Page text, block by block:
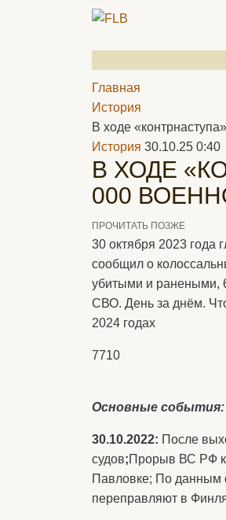
Главная
История
В ходе
История 30.10.25 0:40
В ХОДЕ
000
ПРОЧИТАТЬ ПОЗЖЕ
30 октября 2023
сообщил о
убитыми и ранеными,
СВО. День за днём.
2024 годах
7710
Основные события:
30.10.2022: После
судов;Прорыв ВС РФ к
Павловке; По данным
переправляют в